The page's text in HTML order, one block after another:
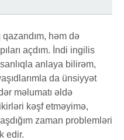
həm də
açdım. İndi ingilis
anlaya bilirəm,
da ünsiyyət
məlumatı əldə
kəşf etməyimə,
zaman problemləri
edir.